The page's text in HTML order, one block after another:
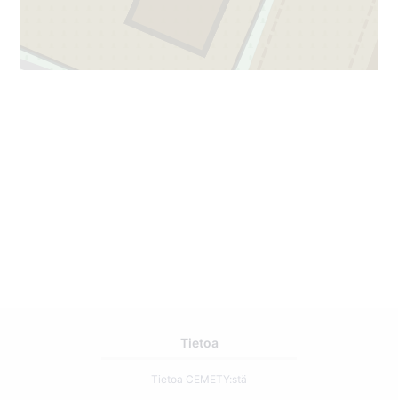
Tietoa
Tietoa CEMETY:stä